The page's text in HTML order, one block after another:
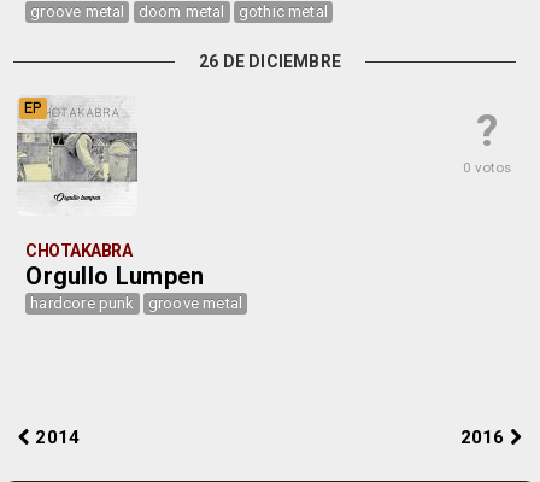
groove metal doom metal gothic metal
26 DE DICIEMBRE
?
0 votos
EP
CHOTAKABRA
Orgullo Lumpen
hardcore punk groove metal
2014 2016